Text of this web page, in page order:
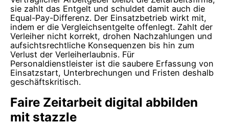
sie zahlt das Entgelt und schuldet damit auch die
Equal-Pay-Differenz. Der Einsatzbetrieb wirkt mit,
indem er die Vergleichsentgelte offenlegt. Zahlt der
Verleiher nicht korrekt, drohen Nachzahlungen und
aufsichtsrechtliche Konsequenzen bis hin zum
Verlust der Verleiherlaubnis. Für
Personaldienstleister ist die saubere Erfassung von
Einsatzstart, Unterbrechungen und Fristen deshalb
geschäftskritisch.
Faire Zeitarbeit digital abbilden
mit stazzle